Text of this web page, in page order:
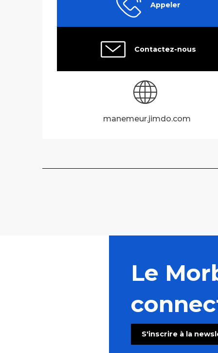
Appeler
Contactez-nous
manemeur.jimdo.com
Le
S'inscrire à la